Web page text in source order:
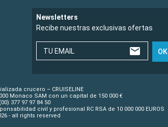
Newsletters
Recibe nuestras exclusivas ofertas
TU EMAIL OK
crucero – CRUISELINE
Monaco SAM con un capital de 150 000 €
377 97 97 84 50
civil y profesional RC RSA de 10 000 000 EUROS
- all rights reserved